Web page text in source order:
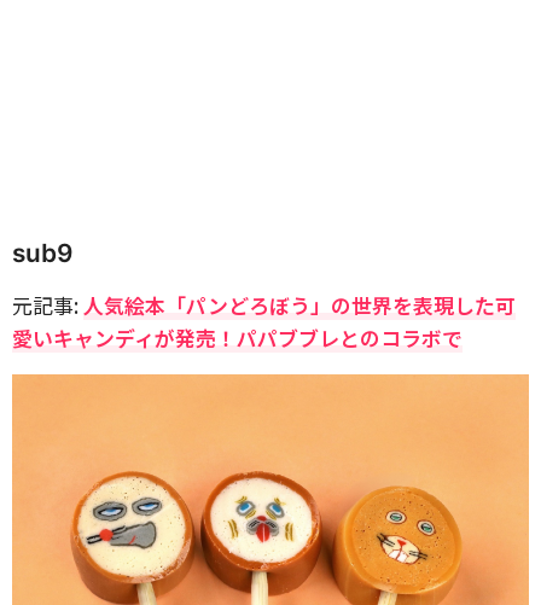
sub9
元記事:人気絵本「パンどろぼう」の世界を表現した可
愛いキャンディが発売！パパブブレとのコラボで